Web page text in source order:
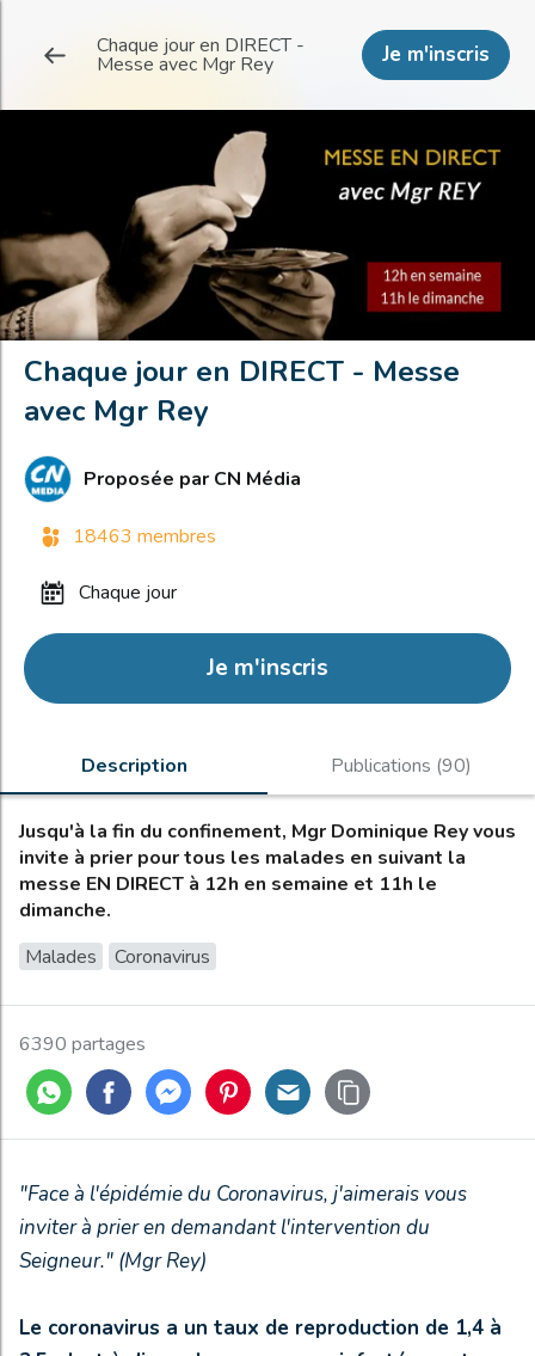
Chaque jour en DIRECT -
Messe avec Mgr Rey Je m'inscris
Chaque jour en DIRECT - Messe
avec Mgr Rey
Proposée par CN Média
18463 membres
chaque jour
Je m'inscris
Description Publications (90)
Jusqu'à la fin du confinement, Mgr Dominique Rey vous
invite à prier pour tous les malades en suivant la
messe EN DIRECT à 12h en semaine et 11h le
dimanche.
Malades
Coronavirus
6390 partages
"Face à l'épidémie du Coronavirus, j'aimerais vous
inviter à prier en demandant l'intervention du
Seigneur." (Mgr Rey)
Le coronavirus a un taux de reproduction de 1,4 à